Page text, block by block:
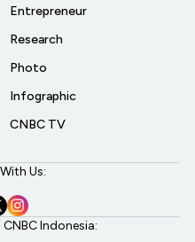
Entrepreneur
Research
Photo
Infographic
CNBC TV
Us:
Indonesia: